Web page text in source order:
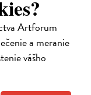
Artforum
a meranie
vášho